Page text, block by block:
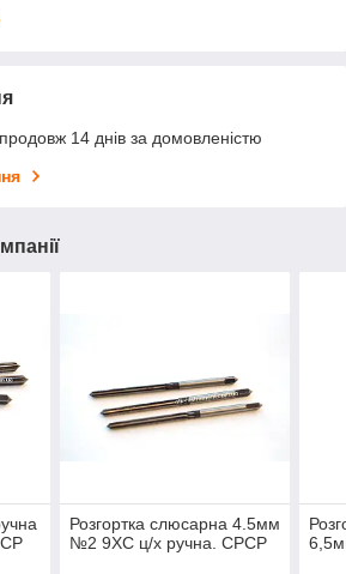
14 днів за домовленістю
Розгортка слюсарна 4.5мм
№2 9ХС ц/х ручна. СРСР